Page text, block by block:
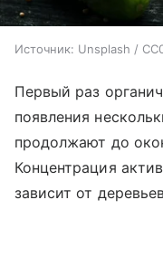
Источник: Unsplash /
Первый раз
появления
продолжают до
Концентрация
зависит от